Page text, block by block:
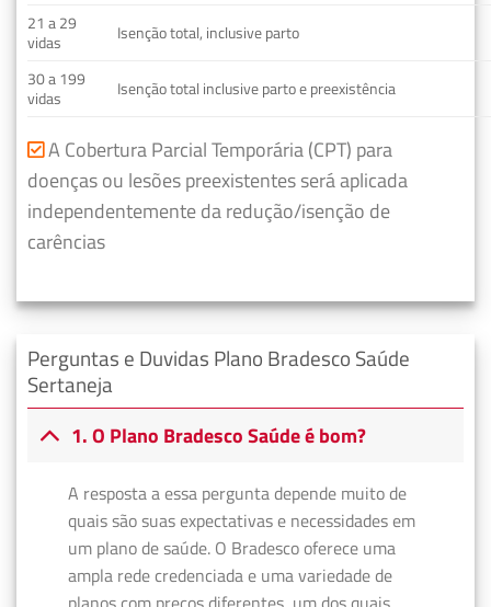
21 a 29
vidas
Isenção total, inclusive parto
30 a 199
vidas
Isenção total inclusive parto e preexistência
A Cobertura Parcial Temporária (CPT) para
doenças ou lesões preexistentes será aplicada
independentemente da redução/isenção de
carências
Perguntas e Duvidas Plano Bradesco Saúde
Sertaneja
1. O Plano Bradesco Saúde é bom?
A resposta a essa pergunta depende muito de
quais são suas expectativas e necessidades em
um plano de saúde. O Bradesco oferece uma
ampla rede credenciada e uma variedade de